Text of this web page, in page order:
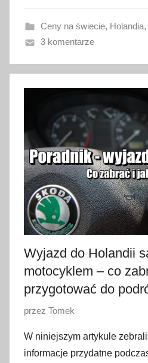
a
n
7
s
z
n
i
a
2
0
2
Ceny na świecie, Holandia,
3 komentarze
Wyjazd do Holandii
motocyklem – co
przygotować do
O
u
b
przez Tomek
W niniejszym artykule
informacje przydatne